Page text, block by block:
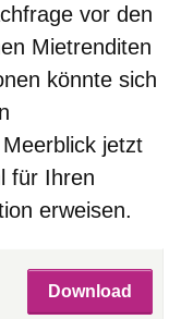
vor den
Mietrenditen
könnte sich
jetzt
für Ihren
erweisen.
Download